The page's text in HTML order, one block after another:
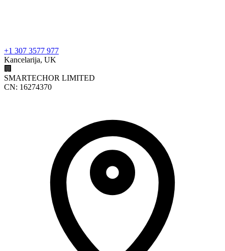
+1 307 3577 977
Kancelarija, UK
🏢
SMARTECHOR LIMITED
CN: 16274370